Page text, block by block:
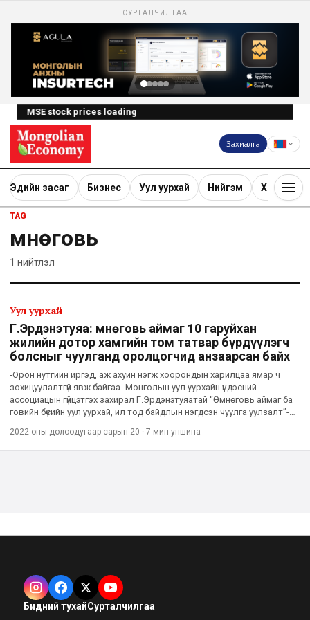
СУРТАЛЧИЛГАА
MSE stock prices loading
Захиалга
Эдийн засаг Бизнес Уул уурхай Нийгэм Хөрөнгө
TAG
Өмнөговь
1 нийтлэл
Уул уурхай
Г.Эрдэнэтуяа: Өмнөговь аймаг 10 гаруйхан
жилийн дотор хамгийн том татвар бүрдүүлэгч
болсныг чуулганд оролцогчид анзаарсан байх
-Орон нутгийн иргэд, аж ахуйн нэгж хоорондын харилцаа ямар ч
зохицуулалтгүй явж байгаа- Монголын уул уурхайн үндэсний
ассоциацын гүйцэтгэх захирал Г.Эрдэнэтуяатай “Өмнөговь аймаг ба
говийн бүсийн уул уурхай, ил тод байдлын нэгдсэн чуулга уулзалт”-
2022 оны долоодугаар сарын 20 · 7 мин уншина
Бидний тухайСурталчилгаа